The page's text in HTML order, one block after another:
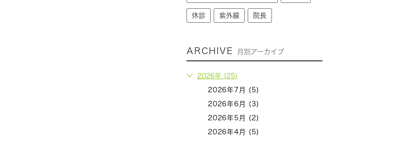
休診 紫外線 院長
ARCHIVE 月別アーカイブ
2026年 (25)
2026年7月 (5)
2026年6月 (3)
2026年5月 (2)
2026年4月 (5)